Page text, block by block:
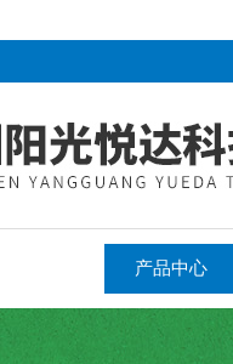
产品中心